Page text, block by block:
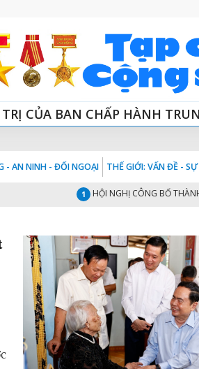
CỦA BAN CHẤP HÀNH
- AN NINH - ĐỐI NGOẠI THẾ GIỚI: VẤN ĐỀ - SỰ
HỘI NGHỊ CÔNG BỐ THÀNH